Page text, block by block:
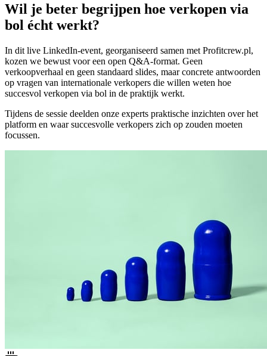
Wil je beter begrijpen hoe verkopen via
bol écht werkt?
In dit live LinkedIn‑event, georganiseerd samen met Profitcrew.pl,
kozen we bewust voor een open Q&A‑format. Geen
verkoopverhaal en geen standaard slides, maar concrete antwoorden
op vragen van internationale verkopers die willen weten hoe
succesvol verkopen via bol in de praktijk werkt.
Tijdens de sessie deelden onze experts praktische inzichten over het
platform en waar succesvolle verkopers zich op zouden moeten
focussen.